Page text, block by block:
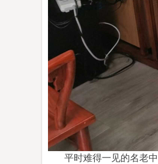
平时难得一见的名老